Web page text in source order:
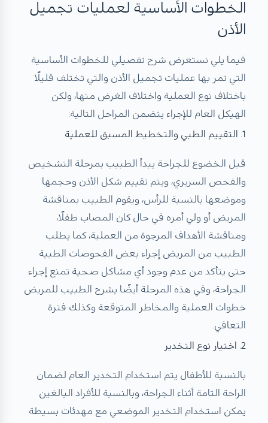
الخطوات الأساسية لعمليات تجميل
الأذن
فيما يلي نستعرض شرح تفصيلي للخطوات الأساسية
التي تمر بها عمليات تجميل الأذن والتي تختلف قليلًا
باختلاف نوع العملية واختلاف الغرض منها، ولكن
الهيكل العام للإجراء يتضمن المراحل التالية:
1. التقييم الطبي والتخطيط المسبق للعملية
قبل الخضوع للجراحة يبدأ الطبيب بمرحلة التشخيص
والفحص السريري، ويتم تقييم شكل الأذن وحجمها
وموضعها بالنسبة للرأس، ويقوم الطبيب بمناقشة
المريض أو ولي أمره في حال كان المصاب طفلًا،
ومناقشة الأهداف المرجوة من العملية، كما يطلب
الطبيب من المريض إجراء بعض الفحوصات الطبية
حتى يتأكد من عدم وجود أي مشاكل صحية تمنع إجراء
الجراحة، وفي هذه المرحلة أيضًا يشرح الطبيب للمريض
خطوات العملية والمخاطر المتوقعة وكذلك فترة
التعافي.
2. اختيار نوع التخدير
بالنسبة للأطفال يتم استخدام التخدير العام لضمان
الراحة التامة أثناء الجراحة، وبالنسبة للأفراد البالغين
يمكن استخدام التخدير الموضعي مع مهدئات بسيطة